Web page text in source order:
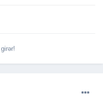
girər!